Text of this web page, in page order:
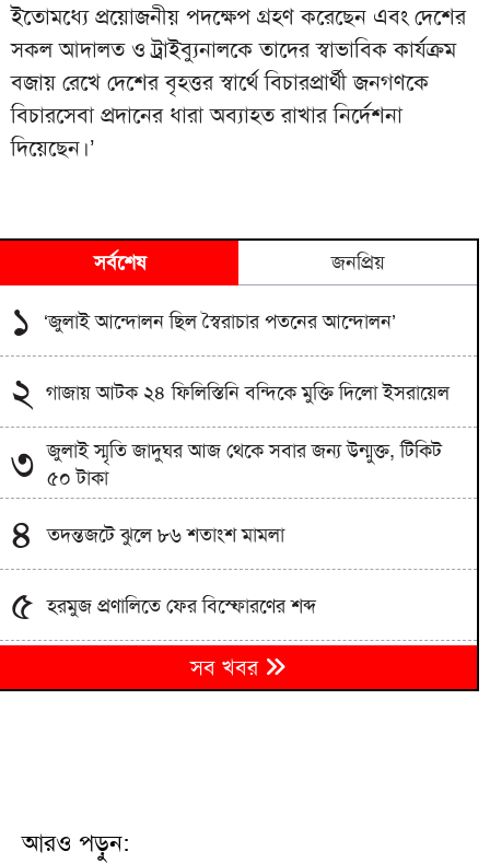
ইতোমধ্যে প্রয়োজনীয় পদক্ষেপ গ্রহণ করেছেন এবং দেশের
সকল আদালত ও ট্রাইব্যুনালকে তাদের স্বাভাবিক কার্যক্রম
বজায় রেখে দেশের বৃহত্তর স্বার্থে বিচারপ্রার্থী জনগণকে
বিচারসেবা প্রদানের ধারা অব্যাহত রাখার নির্দেশনা
দিয়েছেন।’
সর্বশেষ জনপ্রিয়
১ ‘জুলাই আন্দোলন ছিল স্বৈরাচার পতনের আন্দোলন’
২ গাজায় আটক ২৪ ফিলিস্তিনি বন্দিকে মুক্তি দিলো ইসরায়েল
৩ জুলাই স্মৃতি জাদুঘর আজ থেকে সবার জন্য উন্মুক্ত, টিকিট
৫০ টাকা
৪ তদন্তজটে ঝুলে ৮৬ শতাংশ মামলা
৫ হরমুজ প্রণালিতে ফের বিস্ফোরণের শব্দ
আগামী ৪৮ ঘণ্টায় ১০ জেলায় বন্যার শঙ্কা
সমাবেশ ও গণমিছিল
সব খবর
আরও পড়ুন: